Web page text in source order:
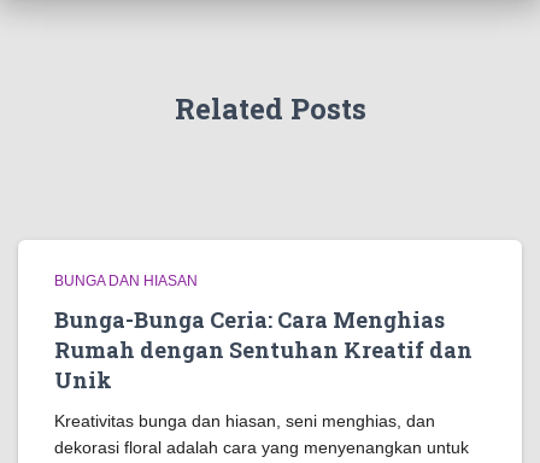
Related Posts
BUNGA DAN HIASAN
Bunga-Bunga Ceria: Cara Menghias
Rumah dengan Sentuhan Kreatif dan
Unik
Kreativitas bunga dan hiasan, seni menghias, dan
dekorasi floral adalah cara yang menyenangkan untuk